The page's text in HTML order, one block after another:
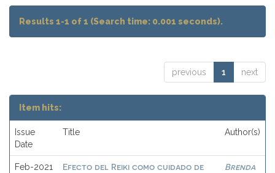
Results 1-1 of 1 (Search time: 0.001 seconds).
previous 1 next
Item hits:
Issue
Date
Title Author(s)
Feb-2021
Efecto del Reiki como cuidado de
Brenda